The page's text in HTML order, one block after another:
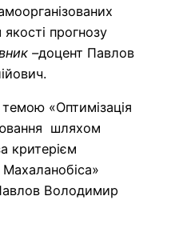
прогнозу
–доцент Павлов
темою «Оптимізація
шляхом
критерієм
Махаланобіса»
Володимир